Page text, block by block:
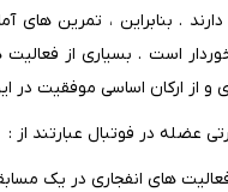
دارند . بنابراین ،
است . بسیاری از
و از ارکان اساسی موفقیت
عضله در فوتبال عبارتند از :
فعالیت های انفجاری در یک